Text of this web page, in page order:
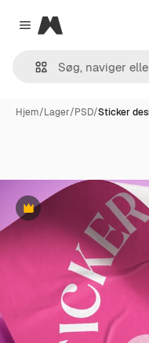
Close menu
Magnific
Hjem/Lager/PSD/Sticker
Præmie